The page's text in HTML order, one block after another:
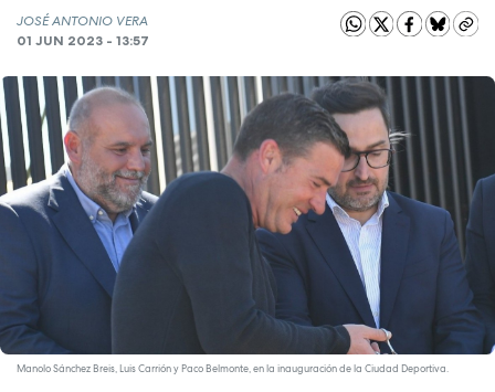
JOSÉ ANTONIO VERA
01 JUN 2023 - 13:57
Manolo Sánchez Breis, Luis Carrión y Paco Belmonte, en la inauguración de la Ciudad Deportiva.